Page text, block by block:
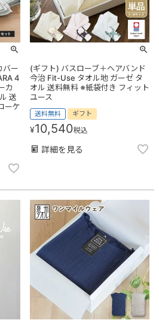
バー
4
カ
送
ーケ
(ギフト) バスローブ＋ヘアバンド
今治 Fit-Use タオル地 ガーゼ タ
オル 送料無料 ※紙袋付き フィット
ユース
送料無料 ギフト
¥10,540税込
詳細を見る